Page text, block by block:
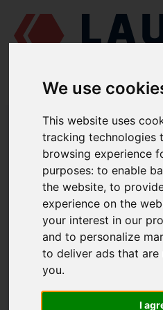
We use
This website uses
tracking technologies
browsing experience
purposes:to enable
the website,to
experience on the
your interest in our
and to personalize
to deliver ads that are
you.
I
LAUDAT SUPPLY/MOTORES
CHN 25/34/ JUNTA TÓRICA
LAUDAT SUPPLY
PERVOMAISKDIESELMASH
CHN 25/34
CATEGORIA DE BLOQUE DE
JUNTA TÓRICA
NÚMERO DE